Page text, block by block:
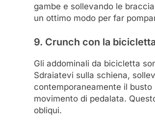
gambe e sollevando le
un ottimo modo per far
9. Crunch con la
Gli addominali da bicicletta
Sdraiatevi sulla schiena,
contemporaneamente il
movimento di pedalata.
obliqui.